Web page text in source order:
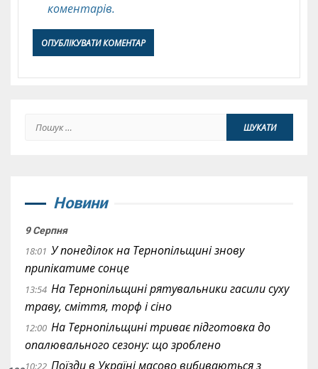
коментарів.
Пошук:
Новини
9 Серпня
18:01 У понеділок на Тернопільщині знову
припікатиме сонце
13:54 На Тернопільщині рятувальники гасили суху
траву, сміття, торф і сіно
12:00 На Тернопільщині триває підготовка до
опалювального сезону: що зроблено
10:22 Поїзди в Україні масово вибиваються з